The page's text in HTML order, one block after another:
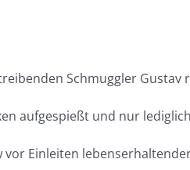
Schmuggler Gustav
aufgespießt und nur
vor Einleiten